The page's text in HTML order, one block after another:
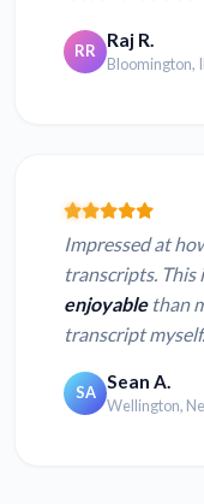
RR Raj R.
Bloomington,
Impressed at
transcripts. This
enjoyablethan
transcript myself.
SA Sean A.
Wellington,